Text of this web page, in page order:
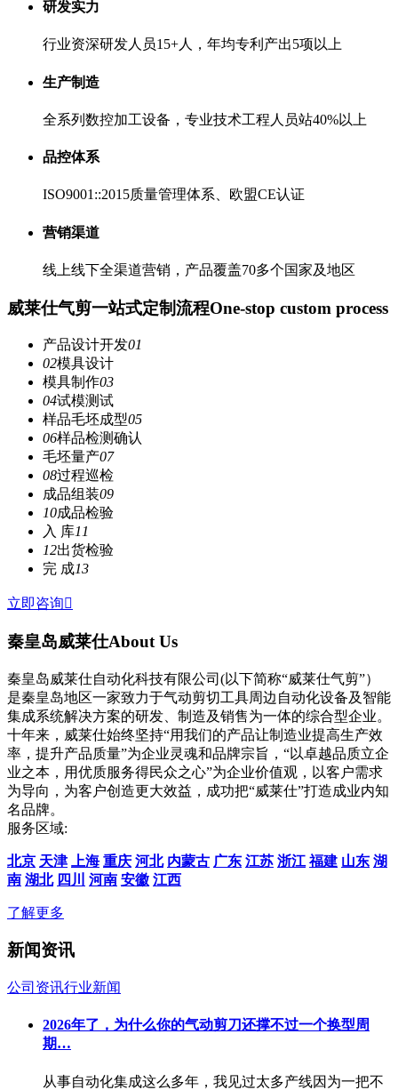
研发实力
行业资深研发人员15+人，年均专利产出5项以上
生产制造
全系列数控加工设备，专业技术工程人员站40%以上
品控体系
ISO9001::2015质量管理体系、欧盟CE认证
营销渠道
线上线下全渠道营销，产品覆盖70多个国家及地区
威莱仕气剪一站式定制流程One-stop custom process
产品设计开发01
02模具设计
模具制作03
04试模测试
样品毛坯成型05
06样品检测确认
毛坯量产07
08过程巡检
成品组装09
10成品检验
入 库11
12出货检验
完 成13
立即咨询
秦皇岛威莱仕About Us
秦皇岛威莱仕自动化科技有限公司(以下简称“威莱仕气剪”）
是秦皇岛地区一家致力于气动剪切工具周边自动化设备及智能
集成系统解决方案的研发、制造及销售为一体的综合型企业。
十年来，威莱仕始终坚持“用我们的产品让制造业提高生产效
率，提升产品质量”为企业灵魂和品牌宗旨，“以卓越品质立企
业之本，用优质服务得民众之心”为企业价值观，以客户需求
为导向，为客户创造更大效益，成功把“威莱仕”打造成业内知
名品牌。
服务区域:
北京 天津 上海 重庆 河北 内蒙古 广东 江苏 浙江 福建 山东 湖
南 湖北 四川 河南 安徽 江西
了解更多
新闻资讯
公司资讯行业新闻
2026年了，为什么你的气动剪刀还撑不过一个换型周
期…
从事自动化集成这么多年，我见过太多产线因为一把不